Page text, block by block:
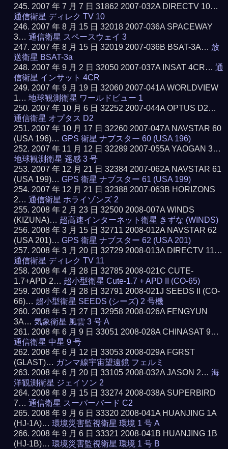
2007 年 7 月 7 日 31862 2007-032A DIRECTV 10…
通信衛星 ディレク TV 10
2007 年 8 月 15 日 32018 2007-036A SPACEWAY
3…通信衛星 スペースウェイ 3
2007 年 8 月 15 日 32019 2007-036B BSAT-3A… 放
送衛星 BSAT-3a
2007 年 9 月 2 日 32050 2007-037A INSAT 4CR…通
信衛星 インサット 4CR
2007 年 9 月 19 日 32060 2007-041A WORLDVIEW
1…地球観測衛星 ワールドビュー 1
2007 年 10 月 6 日 32252 2007-044A OPTUS D2…
通信衛星 オプタス D2
2007 年 10 月 17 日 32260 2007-047A NAVSTAR 60
(USA 196)…GPS 衛星 ナブスター 60 (USA 196)
2007 年 11 月 12 日 32289 2007-055A YAOGAN 3…
地球観測衛星 遥感 3 号
2007 年 12 月 21 日 32384 2007-062A NAVSTAR 61
(USA 199)…GPS 衛星 ナブスター 61 (USA 199)
2007 年 12 月 21 日 32388 2007-063B HORIZONS
2…通信衛星 ホライゾンズ 2
2008 年 2 月 23 日 32500 2008-007A WINDS
(KIZUNA)… 超高速インターネット衛星 きずな (WINDS)
2008 年 3 月 15 日 32711 2008-012A NAVSTAR 62
(USA 201)…GPS 衛星 ナブスター 62 (USA 201)
2008 年 3 月 20 日 32729 2008-013A DIRECTV 11…
通信衛星 ディレク TV 11
2008 年 4 月 28 日 32785 2008-021C CUTE-
1.7+APD 2… 超小型衛星 Cute-1.7 + APD II (CO-65)
2008 年 4 月 28 日 32791 2008-021J SEEDS II (CO-
66)… 超小型衛星 SEEDS (シーズ) 2 号機
2008 年 5 月 27 日 32958 2008-026A FENGYUN
3A…気象衛星 風雲 3 号 A
2008 年 6 月 9 日 33051 2008-028A CHINASAT 9…
通信衛星 中星 9 号
2008 年 6 月 12 日 33053 2008-029A FGRST
(GLAST)… ガンマ線宇宙望遠鏡 フェルミ
2008 年 6 月 20 日 33105 2008-032A JASON 2…海
洋観測衛星 ジェイソン 2
2008 年 8 月 15 日 33274 2008-038A SUPERBIRD
7…通信衛星 スーパーバード C2
2008 年 9 月 6 日 33320 2008-041A HUANJING 1A
(HJ-1A)…環境災害監視衛星 環境 1 号 A
2008 年 9 月 6 日 33321 2008-041B HUANJING 1B
(HJ-1B)…環境災害監視衛星 環境 1 号 B